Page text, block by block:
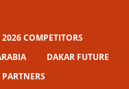
2026 COMPETITORS
DAKAR FUTURE
PARTNERS